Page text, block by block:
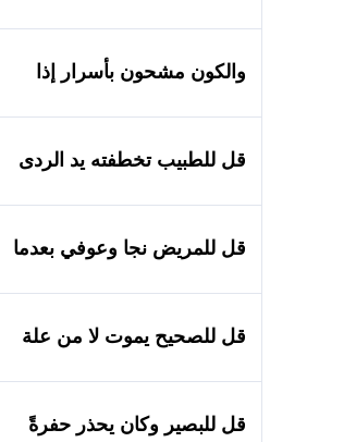
والكون مشحون بأسرار إذا
قل للطبيب تخطفته يد الردى
قل للمريض نجا وعوفي بعدما
قل للصحيح يموت لا من علة
قل للبصير وكان يحذر حفرةً